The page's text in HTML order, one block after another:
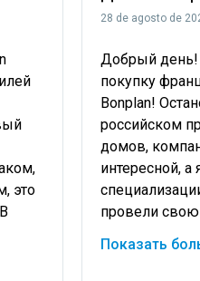
это
28 de agosto de
Добрый
покупку
Bonplan!
российском
домов,
интересной, а
провели
благодаря
Показать